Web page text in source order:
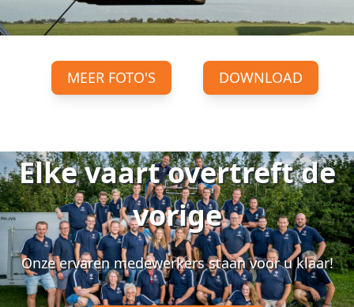
MEER FOTO'S DOWNLOAD
Elke vaart overtreft de
vorige
Onze ervaren medewerkers staan voor u klaar!